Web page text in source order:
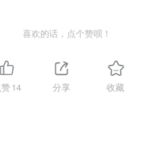
喜欢的话，点个赞呗！
赞14 分享 收藏